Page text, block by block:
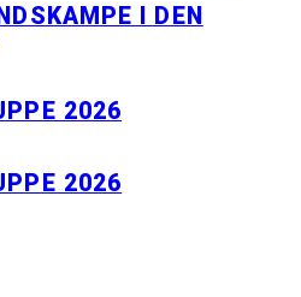
I DEN
2026
2026